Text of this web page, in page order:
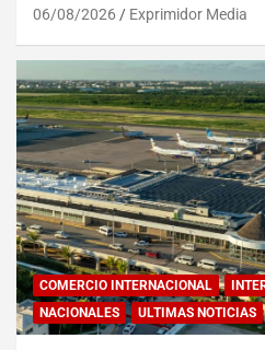
06/08/2026 Exprimidor Media
COMERCIO INTERNACIONAL
NACIONALES
ULTIMAS NOTICIAS